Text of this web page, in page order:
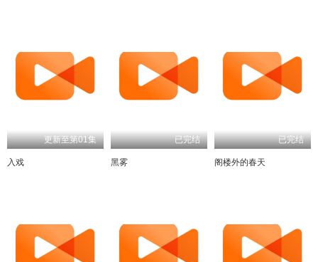
更新至第01集
入戏
已完结
黑雾
已完结
阁楼外的春天